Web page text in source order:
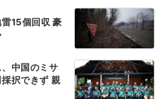
15個回収 豪
中国のミサ
択できず 親